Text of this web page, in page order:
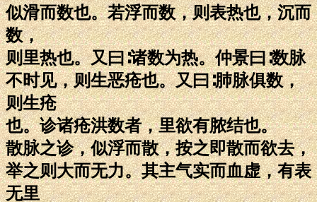
似滑而数也。若浮而数，则表热也，沉而
数，
则里热也。又曰∶诸数为热。仲景曰∶数脉
不时见，则生恶疮也。又曰∶肺脉俱数，
则生疮
也。诊诸疮洪数者，里欲有脓结也。
散脉之诊，似浮而散，按之即散而欲去，
举之则大而无力。其主气实而血虚，有表
无里